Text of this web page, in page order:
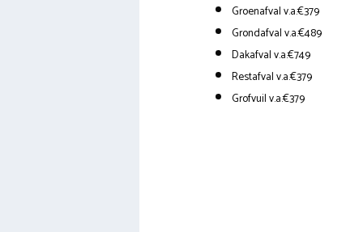
Groenafval v.a.€379
Grondafval v.a.€489
Dakafval v.a.€749
Restafval v.a.€379
Grofvuil v.a.€379